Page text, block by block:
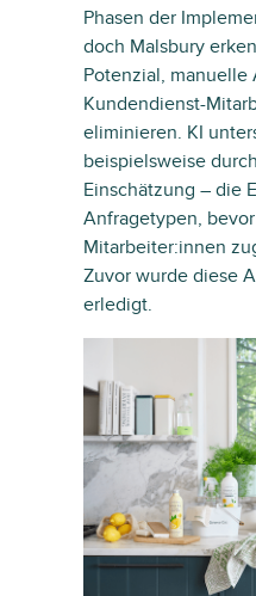
Phasen der
doch Malsbury
Potenzial, manuelle
Kundendienst-
eliminieren. KI
beispielsweise
Einschätzung – die
Anfragetypen,
Mitarbeiter:innen
Zuvor wurde diese
erledigt.